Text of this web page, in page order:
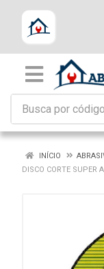
INÍCIO
DISCO CORTE SUPER